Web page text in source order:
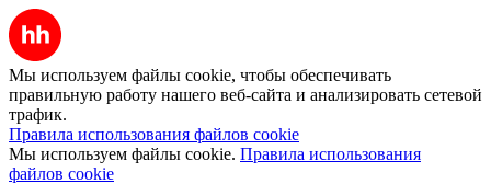
Мы используем файлы cookie, чтобы обеспечивать
правильную работу нашего веб-сайта и анализировать сетевой
трафик.
Правила использования файлов cookie
Мы используем файлы cookie. Правила использования
файлов cookie